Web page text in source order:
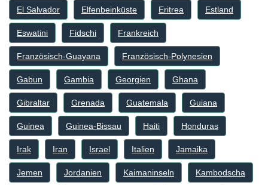
El Salvador Elfenbeinküste Eritrea Estland
Eswatini Fidschi Frankreich
Französisch-Guayana Französisch-Polynesien
Gabun Gambia Georgien Ghana
Gibraltar Grenada Guatemala Guiana
Guinea Guinea-Bissau Haiti Honduras
Irak Iran Israel Italien Jamaika
Jemen Jordanien Kaimaninseln Kambodscha